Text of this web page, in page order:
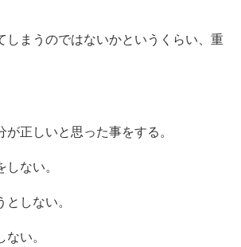
しまうのではないかというくらい、重
が正しいと思った事をする。
しない。
としない。
ない。